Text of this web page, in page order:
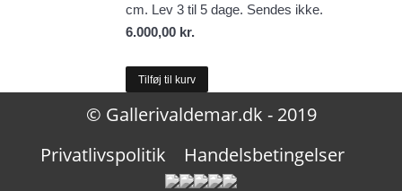
cm. Lev 3 til 5 dage. Sendes ikke.
6.000,00 kr.
Tilføj til kurv
© Gallerivaldemar.dk - 2019
Privatlivspolitik
Handelsbetingelser